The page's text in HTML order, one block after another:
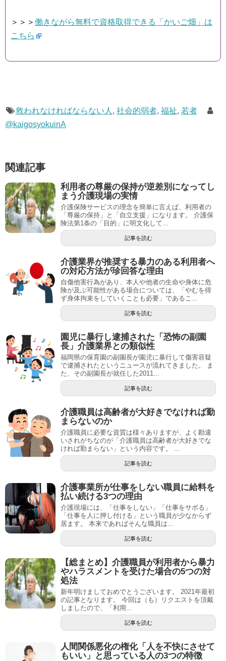
＞＞＞ 働きながら無料で資格取得できる「かいご畑」は
こちら
救われなければならない人 , 社会的弱者, 福祉, 若者
@kaigosyokuinA
関連記事
利用者の尊厳の保持が逆差別になってし
まう介護現場の実情
介護保険サービスの理念を簡単に言えば、利用者の
「尊厳の保持」と「自立支援」になります。 介護保
険法第1条の「目的」に明文化して...
記事を読む
介護業界が推奨する暴力のある利用者へ
の対応方法が珍回答な理由
自傷他害行為があり、本人や他者の生命や身体に危
険が及ぶ可能性がある場合については、「やむを得
ず身体拘束をしていくことも必要」であるこ...
記事を読む
園児に暴行し逮捕された「恐怖の副園
長」介護業界との類似性
福岡県の保育園の副園長が園児に暴行して傷害容疑
で逮捕されたというニュースが流れてきました。 ま
た、その副園長が就任した2011...
記事を読む
介護職員は高齢者が大好きでなければ勤
まらないのか
介護職員に必要な資質は様々ありますが、よく勘違
いされがちなのが「介護職員は高齢者が大好きでな
ければ勤まらない」という内容です。 ...
記事を読む
介護事業所が仕事をしない職員に給料を
払い続ける3つの理由
介護現場には、「仕事をしない」「仕事をサボる」
「仕事を人に押し付ける」という職員が少なからず
居ます。 本来であればそんな職員は...
記事を読む
【総まとめ】介護職員が利用者から暴力
やハラスメントを受けた場合の5つの対
処法
新年明けましておめでとうございます。 2021年最初
の記事となります。 今回は（も）リクエストを頂戴
しましたので、「利用...
記事を読む
人間関係悪化の権化「人を不快にさせて
もいい」と思っている人の3つの特徴